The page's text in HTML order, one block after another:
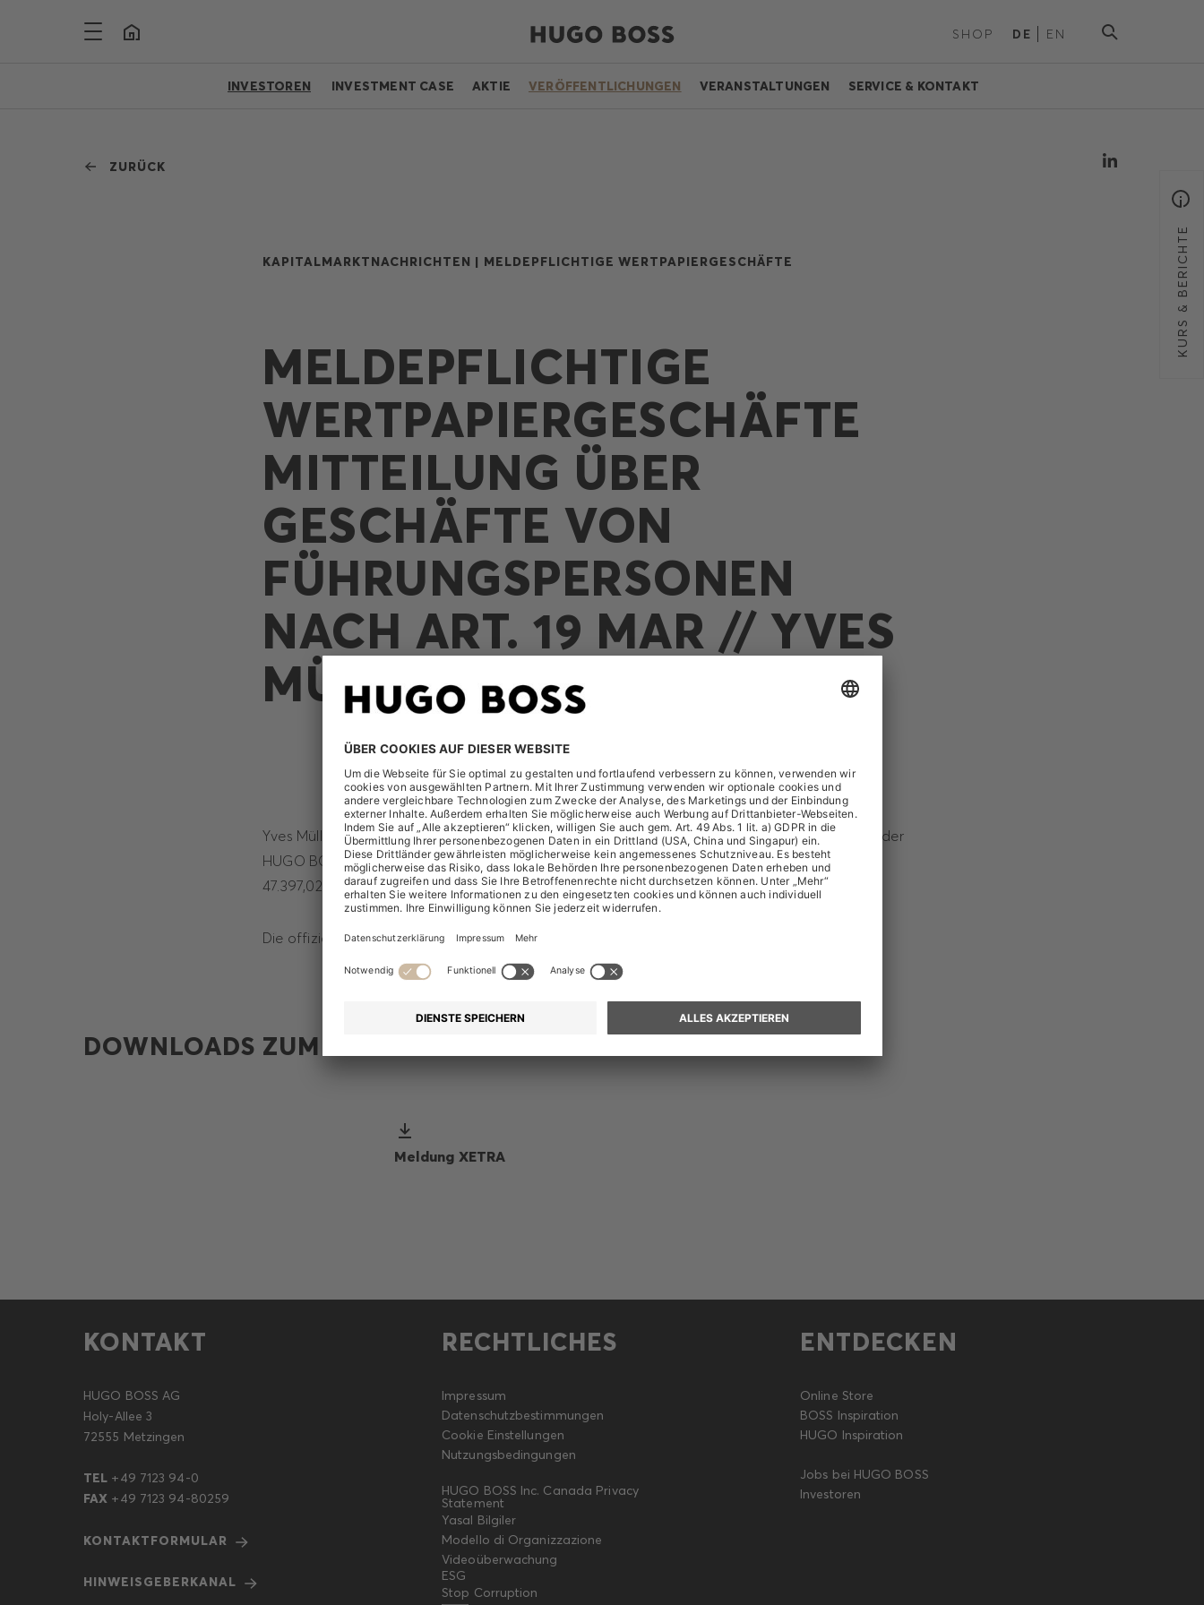
KURS & BERICHTE
SHOP DE EN
INVESTOREN INVESTMENT CASE AKTIE VERÖFFENTLICHUNGEN VERANSTALTUNGEN SERVICE & KONTAKT
ZURÜCK
KAPITALMARKTNACHRICHTEN | MELDEPFLICHTIGE WERTPAPIERGESCHÄFTE
MELDEPFLICHTIGE
WERTPAPIERGESCHÄFTE
MITTEILUNG ÜBER
GESCHÄFTE VON
FÜHRUNGSPERSONEN
NACH ART. 19 MAR // YVES
MÜLLER
Yves Müller, Mitglied des Vorstands, hat am 28. September 2022 insgesamt 1.000 Stammaktien der
HUGO BOSS AG zu einem Durchschnittspreis von 47,397 Euro und einem Gesamtvolumen von
47.397,02 Euro gekauft.
Die offizielle Meldung kann hier abgerufen werden:
DOWNLOADS ZUM THEMA
Meldung XETRA
KONTAKT
HUGO BOSS AG
Holy-Allee 3
72555 Metzingen
TEL +49 7123 94-0
FAX +49 7123 94-80259
KONTAKTFORMULAR
HINWEISGEBERKANAL
RECHTLICHES
Impressum
Datenschutzbestimmungen
Cookie Einstellungen
Nutzungsbedingungen
HUGO BOSS Inc. Canada Privacy
Statement
Yasal Bilgiler
Modello di Organizzazione
Videoüberwachung
ESG
Stop Corruption
ENTDECKEN
Online Store
BOSS Inspiration
HUGO Inspiration
Jobs bei HUGO BOSS
Investoren